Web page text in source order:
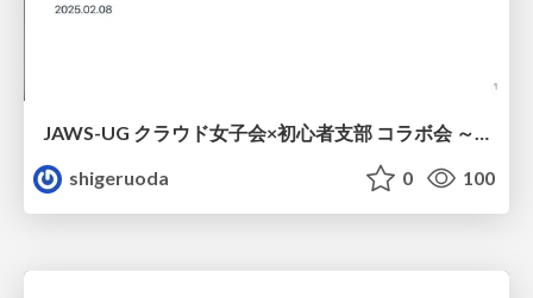
JAWS-UG クラウド女子会×初心者支部 コラボ会 ～子連れ参加ウェルカム勉強会！
shigeruoda
0 100